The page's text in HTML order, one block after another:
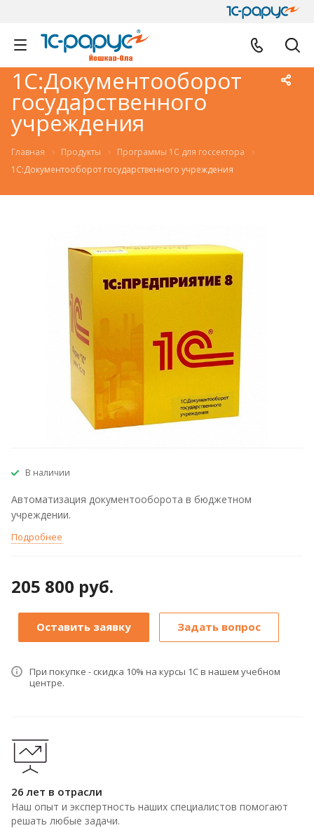
1С:Документооборот
государственного
учреждения
Главная Продукты
Программы 1С для госсектора
1С:Документооборот государственного учреждения
В наличии
Автоматизация документооборота в бюджетном
учреждении.
Подробнее
205 800 руб.
Оставить заявку Задать вопрос
При покупке - скидка 10% на курсы 1С в нашем учебном
центре.
26 лет в отрасли
Наш опыт и экспертность наших специалистов помогают
решать любые задачи.